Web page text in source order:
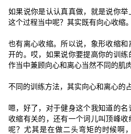
如果说你是认认真真做，就是说你
这个过程当中呢？其实既有向心收缩。
也有离心收缩。所以说，象形收缩
开的。哎，如果说你要提高你的训
作当中兼顾向心和离心当然不同的肌
不同的训练方法，其实向心和离心的
嗯，好了，对于健身这个我知道的
收缩有关的，还有一个词儿叫顶峰
呢？尤其是在做二头弯矩的时候啊